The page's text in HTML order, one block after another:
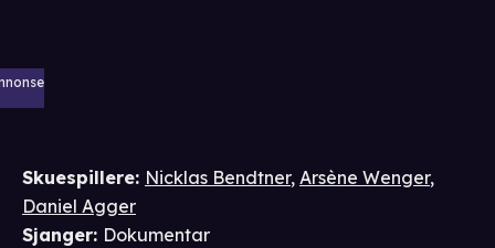
Skuespillere: Nicklas Bendtner, Arsène Wenger,
Daniel Agger
Sjanger: Dokumentar